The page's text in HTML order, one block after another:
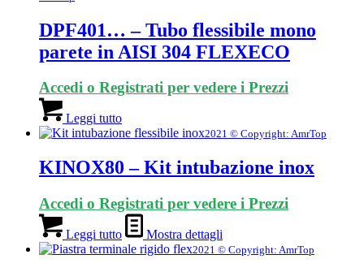
DPF401… – Tubo flessibile mono
parete in AISI 304 FLEXECO
Accedi o Registrati per vedere i Prezzi
Leggi tutto
2021 © Copyright: AmrTop
KINOX80 – Kit intubazione inox
Accedi o Registrati per vedere i Prezzi
Leggi tutto Mostra dettagli
2021 © Copyright: AmrTop